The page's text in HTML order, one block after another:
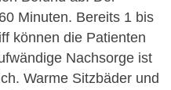
Minuten. Bereits 1 bis
können die Patienten
Nachsorge ist
Warme Sitzbäder und